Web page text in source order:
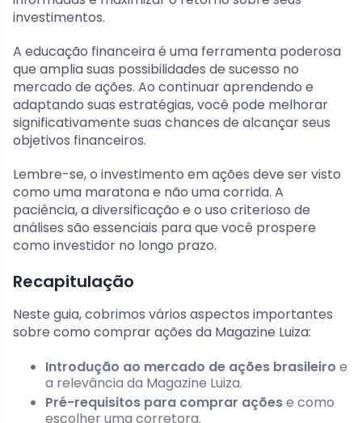
investimentos.
A educação financeira é uma ferramenta poderosa
que amplia suas possibilidades de sucesso no
mercado de ações. Ao continuar aprendendo e
adaptando suas estratégias, você pode melhorar
significativamente suas chances de alcançar seus
objetivos financeiros.
Lembre-se, o investimento em ações deve ser visto
como uma maratona e não uma corrida. A
paciência, a diversificação e o uso criterioso de
análises são essenciais para que você prospere
como investidor no longo prazo.
Recapitulação
Neste guia, cobrimos vários aspectos importantes
sobre como comprar ações da Magazine Luiza:
Introdução ao mercado de ações brasileiro e
a relevância da Magazine Luiza.
Pré-requisitos para comprar açõese como
escolher uma corretora.